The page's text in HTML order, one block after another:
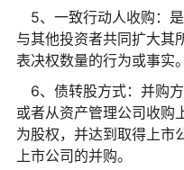
5、一致行动人收购：
与其他投资者共同扩大其
表决权数量的行为或事实。
6、债转股方式：并购
或者从资产管理公司收购
为股权，并达到取得上市
上市公司的并购。